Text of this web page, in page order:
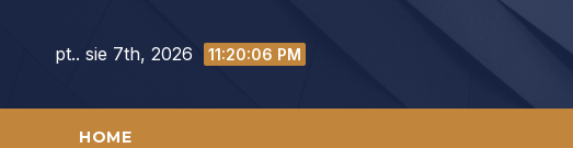
pt.. sie 7th, 2026 11:20:07 PM
HOME